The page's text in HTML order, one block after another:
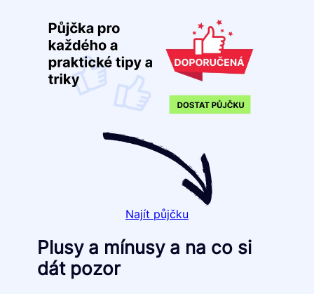
Najít půjčku
Plusy a mínusy a na co si
dát pozor